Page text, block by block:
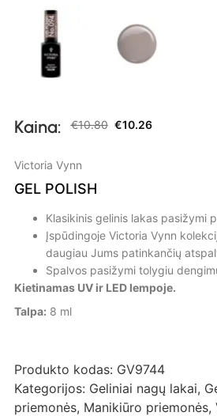
Kaina: €10.80 €10.26
Victoria Vynn
GEL POLISH
Klasikinis gelinis lakas pasižymi
Įspūdingoje Victoria Vynn
daugiau Jums patinkančių
Spalvos pasižymi tolygiu
Kietinamas UV ir LED lempoje.
Talpa: 8 ml
Produkto kodas: GV9744
Kategorijos: Geliniai nagų lakai,
priemonės, Manikiūro priemonės,